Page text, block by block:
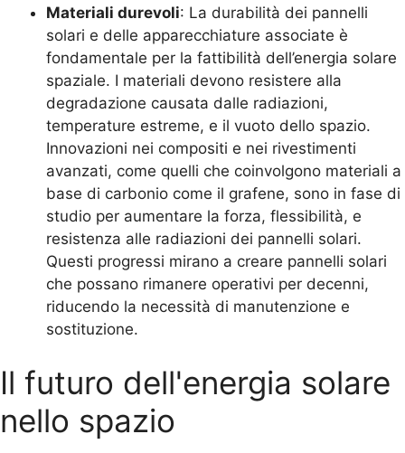
Materiali durevoli: La durabilità dei pannelli
solari e delle apparecchiature associate è
fondamentale per la fattibilità dell’energia solare
spaziale. I materiali devono resistere alla
degradazione causata dalle radiazioni,
temperature estreme, e il vuoto dello spazio.
Innovazioni nei compositi e nei rivestimenti
avanzati, come quelli che coinvolgono materiali a
base di carbonio come il grafene, sono in fase di
studio per aumentare la forza, flessibilità, e
resistenza alle radiazioni dei pannelli solari.
Questi progressi mirano a creare pannelli solari
che possano rimanere operativi per decenni,
riducendo la necessità di manutenzione e
sostituzione.
Il futuro dell'energia solare
nello spazio